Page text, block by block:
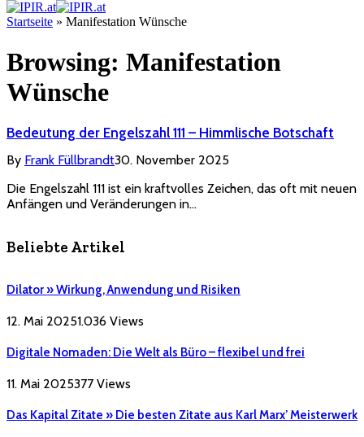
Startseite » Manifestation Wünsche
Browsing: Manifestation
Wünsche
Bedeutung der Engelszahl 111 – Himmlische Botschaft
By Frank Füllbrandt30. November 2025
Die Engelszahl 111 ist ein kraftvolles Zeichen, das oft mit neuen
Anfängen und Veränderungen in…
Beliebte Artikel
Dilator » Wirkung, Anwendung und Risiken
12. Mai 20251.036 Views
Digitale Nomaden: Die Welt als Büro – flexibel und frei
11. Mai 2025377 Views
Das Kapital Zitate » Die besten Zitate aus Karl Marx’ Meisterwerk